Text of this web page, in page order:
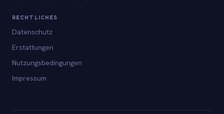
RECHTLICHES
Datenschutz
Erstattungen
Nutzungsbedingungen
Impressum